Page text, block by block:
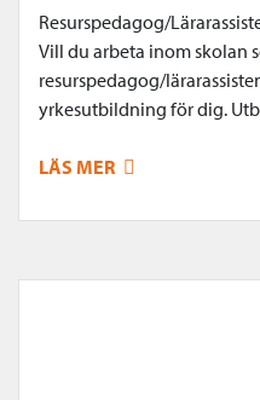
Resurspedagog/
Vill du arbeta inom skolan
resurspedagog/
yrkesutbildning för dig.
LÄS MER